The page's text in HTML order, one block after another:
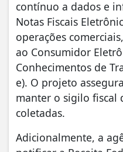
contínuo a dados e
Notas Fiscais
operações
ao Consumidor
Conhecimentos de
e). O projeto
manter o sigilo fiscal
coletadas.
Adicionalmente, a